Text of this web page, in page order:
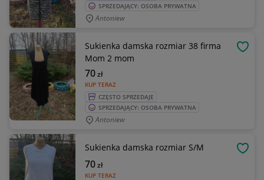
SPRZEDAJĄCY: OSOBA PRYWATNA
Antoniew
Sukienka damska rozmiar 38 firma
Mom 2 mom
KUP TERAZ
70zł
CZĘSTO SPRZEDAJE
SPRZEDAJĄCY: OSOBA PRYWATNA
Antoniew
Sukienka damska rozmiar S/M
KUP TERAZ
70zł